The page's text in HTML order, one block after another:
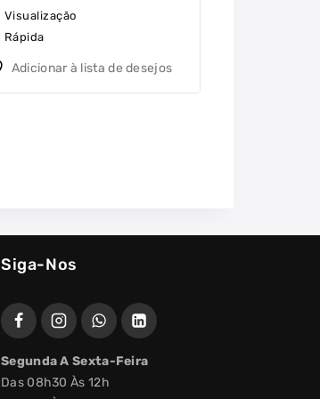
Visualização
Rápida
Adicionar à lista de desejos
Siga-Nos
Segunda A Sexta-Feira
Das 08h30 Às 12h